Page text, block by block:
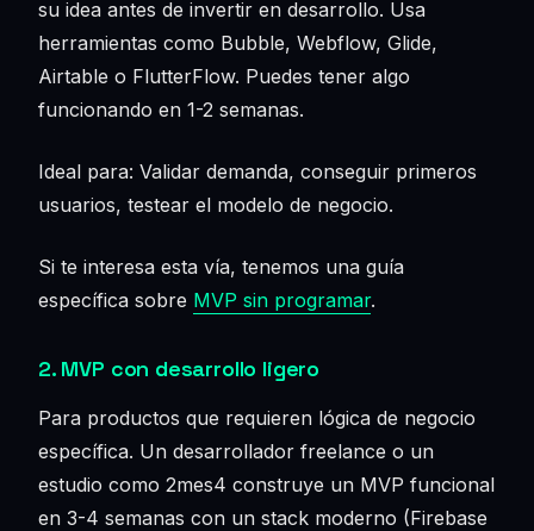
su idea antes de invertir en desarrollo. Usa
herramientas como Bubble, Webflow, Glide,
Airtable o FlutterFlow. Puedes tener algo
funcionando en 1-2 semanas.
Ideal para: Validar demanda, conseguir primeros
usuarios, testear el modelo de negocio.
Si te interesa esta vía, tenemos una guía
específica sobre MVP sin programar.
2. MVP con desarrollo ligero
Para productos que requieren lógica de negocio
específica. Un desarrollador freelance o un
estudio como 2mes4 construye un MVP funcional
en 3-4 semanas con un stack moderno (Firebase